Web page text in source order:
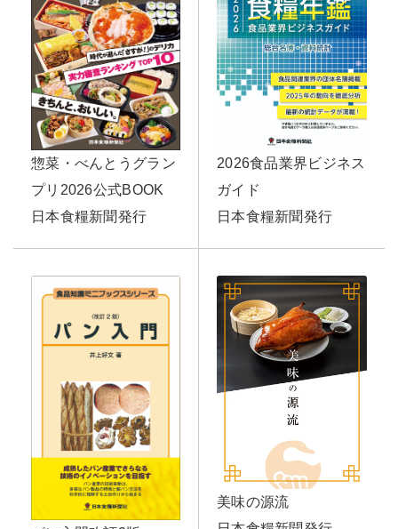
惣菜・べんとうグラン
プリ2026公式BOOK
日本食糧新聞発行
2026食品業界ビジネス
ガイド
日本食糧新聞発行
美味の源流